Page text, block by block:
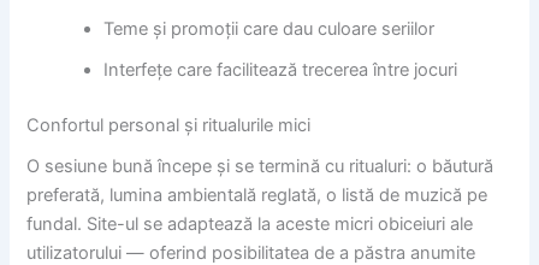
Teme și promoții care dau culoare seriilor
Interfețe care facilitează trecerea între jocuri
Confortul personal și ritualurile mici
O sesiune bună începe și se termină cu ritualuri: o băutură
preferată, lumina ambientală reglată, o listă de muzică pe
fundal. Site-ul se adaptează la aceste micri obiceiuri ale
utilizatorului — oferind posibilitatea de a păstra anumite